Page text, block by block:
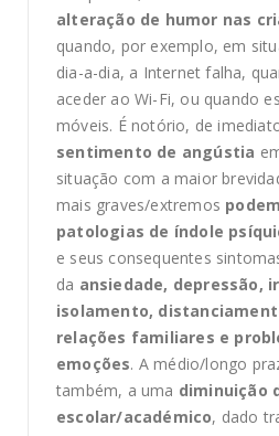
alteração de humor nas
quando, por exemplo, em
dia-a-dia, a Internet falha,
aceder ao Wi-Fi, ou quando
móveis. É notório, de
sentimento de angústia
situação com a maior
mais graves/extremos
patologias de índole
e seus consequentes
da ansiedade, depressão,
isolamento,
relações familiares e
emoções. A médio/longo
também, a uma diminuição
escolar/académico, dado